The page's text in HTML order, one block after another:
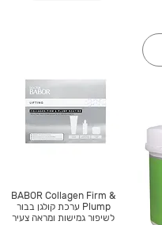
BABOR Collagen Firm &
Plump ערכת קולגן בבור
לשיפור גמישות ומראה צעיר